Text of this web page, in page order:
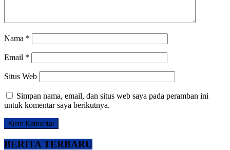
Nama *
Email *
Situs Web
Simpan nama, email, dan situs web saya pada peramban ini
untuk komentar saya berikutnya.
BERITA TERBARU